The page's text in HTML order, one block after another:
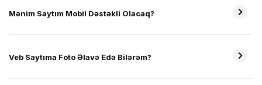
Mənim Saytım Mobil Dəstəkli Olacaq?
Veb Saytıma Foto Əlavə Edə Bilərəm?